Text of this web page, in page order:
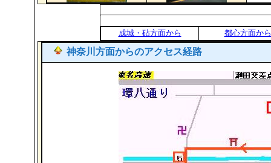
成城・砧方面から 都心方面から
神奈川方面からのアクセス経路